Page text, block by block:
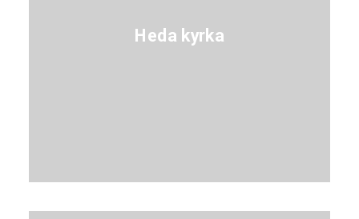
Heda kyrka